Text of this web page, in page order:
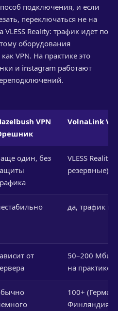
подключения, и если
переключаться не на
VLESS Reality: трафик идёт по
оборудования
VPN. На практике это
и instagram работают
VPN
VolnaLink
один, без
VLESS Reality
резервные)
да, трафик
от
50–200
на практике)
100+
Финляндия,